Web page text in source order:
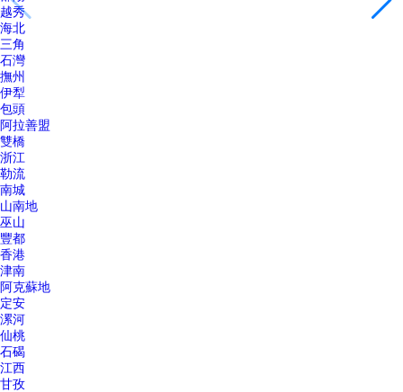
越秀
海北
三角
石灣
撫州
伊犁
包頭
阿拉善盟
雙橋
浙江
勒流
南城
山南地
巫山
豐都
香港
津南
阿克蘇地
定安
漯河
仙桃
石碣
江西
甘孜